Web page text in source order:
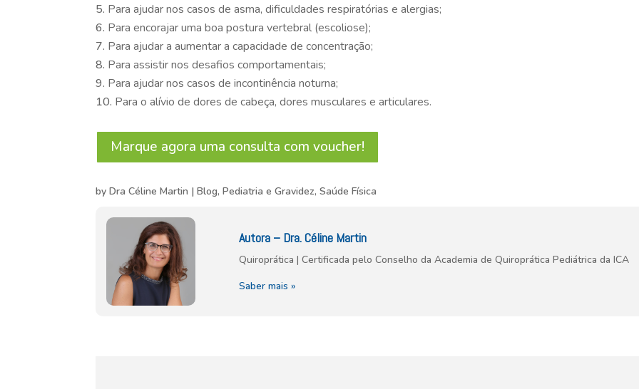
Para ajudar nos casos de asma, dificuldades respiratórias e alergias;
Para encorajar uma boa postura vertebral (escoliose);
Para ajudar a aumentar a capacidade de concentração;
Para assistir nos desafios comportamentais;
Para ajudar nos casos de incontinência noturna;
Para o alívio de dores de cabeça, dores musculares e articulares.
Marque agora uma consulta com voucher!
byDra Céline Martin |Blog,Pediatria e Gravidez,Saúde Física
Autora – Dra. Céline Martin
Quiroprática | Certificada pelo Conselho da Academia de Quiroprática Pediátrica da ICA
Saber mais »